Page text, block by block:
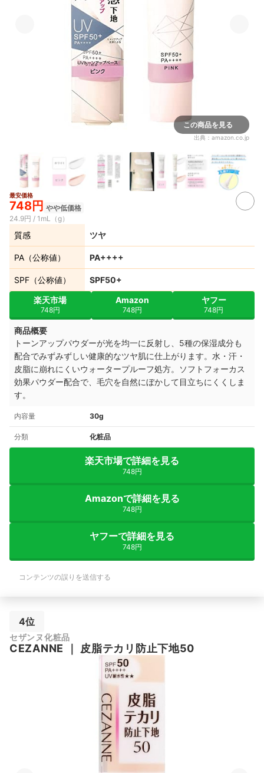
この商品を見る
出典： amazon.co.jp
最安価格
748円 やや低価格
24.9円 / 1mL（g）
質感 ツヤ
PA（公称値） PA++++
SPF（公称値）
SPF50+
楽天市場
748円
Amazon
748円
ヤフー
748円
商品概要
トーンアップパウダーが光を均一に反射し、5種の保湿成分も
配合でみずみずしい健康的なツヤ肌に仕上がります。水・汗・
皮脂に崩れにくいウォータープルーフ処方。ソフトフォーカス
効果パウダー配合で、毛穴を自然にぼかして目立ちにくくしま
す。
内容量 30g
分類 化粧品
楽天市場で詳細を見る
748円
Amazonで詳細を見る
748円
ヤフーで詳細を見る
748円
コンテンツの誤りを送信する
4位
セザンヌ化粧品
CEZANNE 皮脂テカリ防止下地50